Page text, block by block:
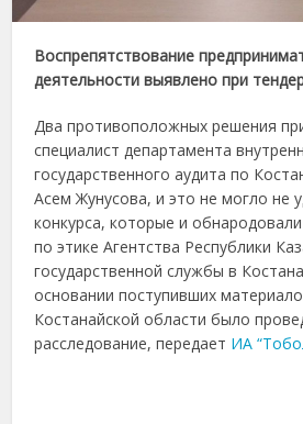
Воспрепятствование
деятельности выявлено при
Два противоположных решения
специалист департамента
государственного аудита по
Асем Жунусова, и это не могло не
конкурса, которые и
по этике Агентства Республики
государственной службы в
основании поступивших
Костанайской области было
расследование, передает ИА